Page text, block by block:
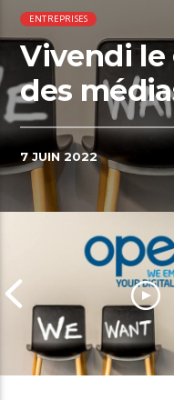
ENTREPRISES
Vivendi le
des
7 JUIN 2022